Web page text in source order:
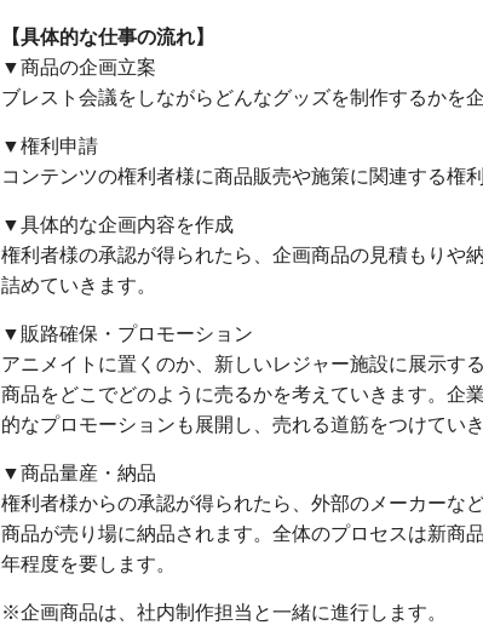
【具体的な仕事の流れ】
▼商品の企画立案
ブレスト会議をしながらどんなグッズを制作するかを企
▼権利申請
コンテンツの権利者様に商品販売や施策に関連する権
▼具体的な企画内容を作成
権利者様の承認が得られたら、企画商品の見積もりや
詰めていきます。
▼販路確保・プロモーション
アニメイトに置くのか、新しいレジャー施設に展示す
商品をどこでどのように売るかを考えていきます。企
的なプロモーションも展開し、売れる道筋をつけていき
▼商品量産・納品
権利者様からの承認が得られたら、外部のメーカーな
商品が売り場に納品されます。全体のプロセスは新商
年程度を要します。
※企画商品は、社内制作担当と一緒に進行します。